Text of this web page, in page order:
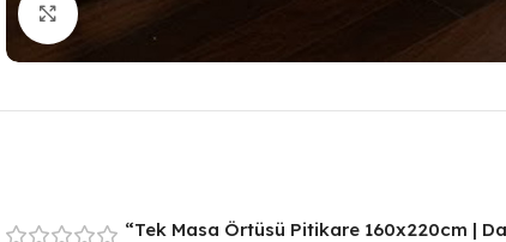
Resmi Büyüt
“Tek Masa Örtüsü Pitikare 160x220cm |